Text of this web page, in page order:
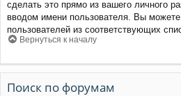
сделать это прямо из вашего личного
вводом имени пользователя. Вы
пользователей из соответствующих
Вернуться к началу
Поиск по форумам